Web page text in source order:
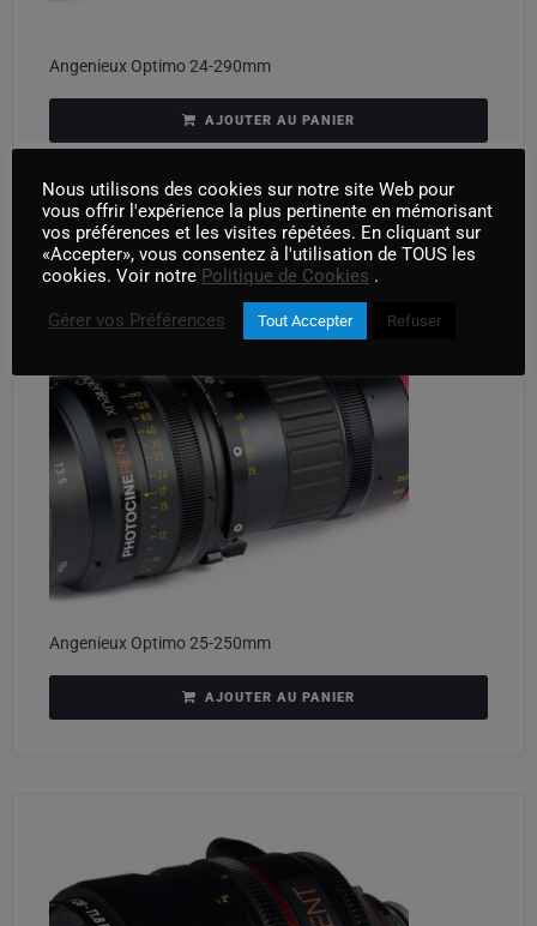
Angenieux Optimo 24-290mm
AJOUTER AU PANIER
Angenieux Optimo 25-250mm
AJOUTER AU PANIER
Nous utilisons des cookies sur notre site Web pour
vous offrir l'expérience la plus pertinente en mémorisant
vos préférences et les visites répétées. En cliquant sur
«Accepter», vous consentez à l'utilisation de TOUS les
cookies. Voir notre Politique de Cookies .
Gérer vos Préférences Tout Accepter Refuser